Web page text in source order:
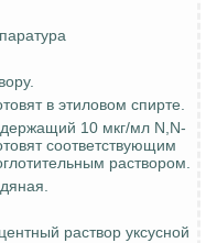
в этиловом спирте.
10 мкг/мл N,N-
соответствующим
раствором.
раствор уксусной